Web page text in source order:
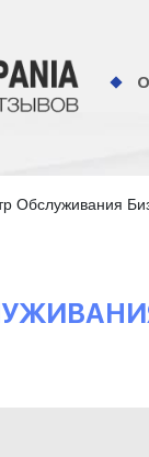
Обслуживания